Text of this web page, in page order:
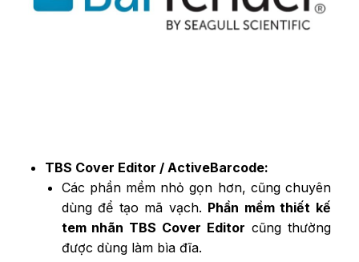
TBS Cover Editor / ActiveBarcode:
Các phần mềm nhỏ gọn hơn, cũng chuyên
dùng để tạo mã vạch. Phần mềm thiết kế
tem nhãn TBS Cover Editor cũng thường
được dùng làm bìa đĩa.